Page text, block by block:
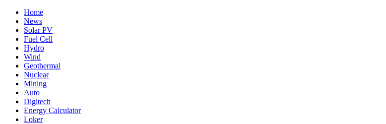
Home
News
Solar PV
Fuel Cell
Hydro
Wind
Geothermal
Nuclear
Mining
Auto
Digitech
Energy Calculator
Loker